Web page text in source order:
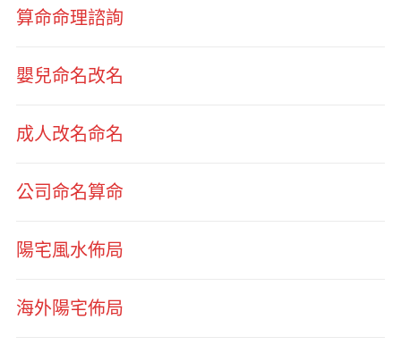
算命命理諮詢
嬰兒命名改名
成人改名命名
公司命名算命
陽宅風水佈局
海外陽宅佈局